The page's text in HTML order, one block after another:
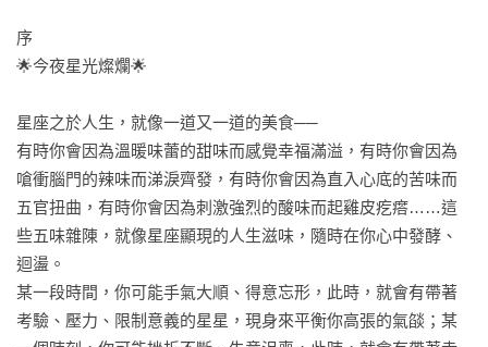
序
🌟今夜星光燦爛🌟
星座之於人生，就像一道又一道的美食──
有時你會因為溫暖味蕾的甜味而感覺幸福滿溢，有時你會因為
嗆衝腦門的辣味而涕淚齊發，有時你會因為直入心底的苦味而
五官扭曲，有時你會因為刺激強烈的酸味而起雞皮疙瘩……這
些五味雜陳，就像星座顯現的人生滋味，隨時在你心中發酵、
迴盪。
某一段時間，你可能手氣大順、得意忘形，此時，就會有帶著
考驗、壓力、限制意義的星星，現身來平衡你高張的氣燄；某